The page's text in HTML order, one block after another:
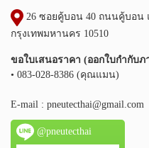
26 ซอยคู้บอน 40 ถนนคู้บอน
กรุงเทพมหานคร 10510
ขอใบเสนอราคา (ออกใบกำกับภ
• 083-028-8386 (คุณแมน)
E-mail : pneutecthai@gmail.com
@pneutecthai